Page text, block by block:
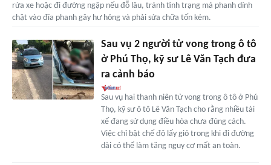
rửa xe hoặc đi đường ngập nếu đỗ lâu, tránh tình trạng má phanh dính
chặt vào đĩa phanh gây hư hỏng và phải sửa chữa tốn kém.
Sau vụ 2 người tử vong trong ô tô
ở Phú Thọ, kỹ sư Lê Văn Tạch đưa
ra cảnh báo
Sau vụ hai thanh niên tử vong trong ô tô ở Phú
Thọ, kỹ sư ô tô Lê Văn Tạch cho rằng nhiều tài
xế đang sử dụng điều hòa chưa đúng cách.
Việc chỉ bật chế độ lấy gió trong khi đi đường
dài có thể làm tăng nguy cơ mất an toàn.